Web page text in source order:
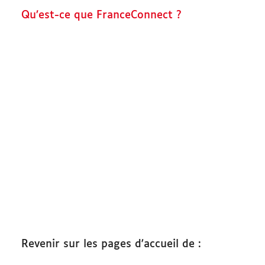
Qu’est-ce que FranceConnect ?
Revenir sur les pages d'accueil de :